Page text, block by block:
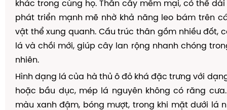
khác trong cùng họ. Thân cây mềm mại, có thể
phát triển mạnh mẽ nhờ khả năng leo bám trên
vật thể xung quanh. Cấu trúc thân gồm nhiều đốt,
lá và chồi mới, giúp cây lan rộng nhanh chóng
nhiên.
Hình dạng lá của hà thủ ô đỏ khá đặc trưng với
hoặc bầu dục, mép lá nguyên không có răng
màu xanh đậm, bóng mượt, trong khi mặt dưới lá